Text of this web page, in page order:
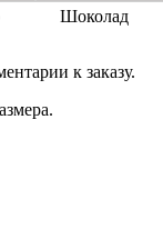
Шоколад
к заказу.